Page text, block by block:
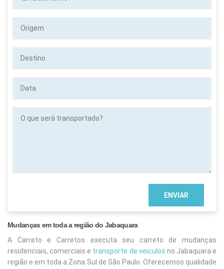
que
Mudanças em toda a região do Jabaquara
A Carreto e Carretos executa seu carreto de mudanças
residenciais, comerciais e transporte de veiculos no Jabaquara e
região e em toda a Zona Sul de São Paulo. Oferecemos qualidade